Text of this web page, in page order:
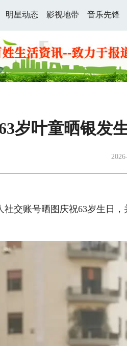
明星动态 影视地带 音乐先锋
岁叶童晒银发
账号晒图庆祝63岁生日，